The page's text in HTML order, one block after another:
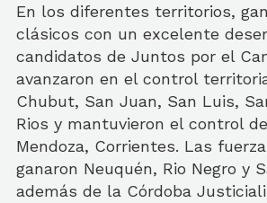
En los diferentes territorios,
clásicos con un excelente
candidatos de Juntos por el
avanzaron en el control
Chubut, San Juan, San Luis,
Rios y mantuvieron el control
Mendoza, Corrientes. Las
ganaron Neuquén, Rio Negro y
además de la Córdoba